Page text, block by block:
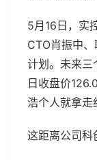
5月16日，实
CTO肖振中
计划。未来三
日收盘价
浩个人就拿走
这距离公司科